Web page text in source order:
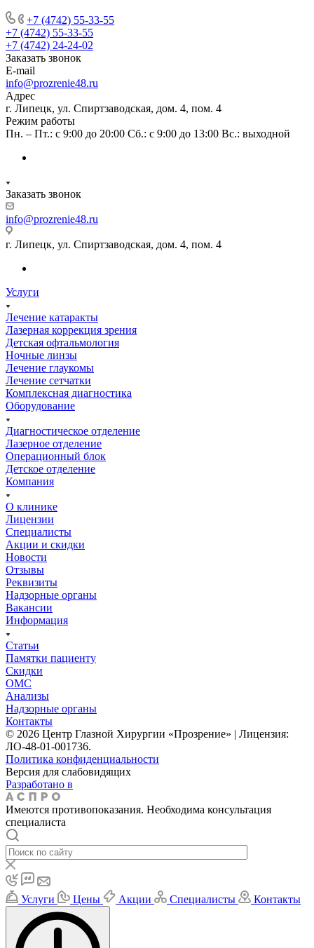
+7 (4742) 55-33-55
+7 (4742) 55-33-55
+7 (4742) 24-24-02
Заказать звонок
E-mail
info@prozrenie48.ru
Адрес
г. Липецк, ул. Спиртзаводская, дом. 4, пом. 4
Режим работы
Пн. – Пт.: с 9:00 до 20:00 Сб.: с 9:00 до 13:00 Вс.: выходной
Заказать звонок
info@prozrenie48.ru
г. Липецк, ул. Спиртзаводская, дом. 4, пом. 4
Услуги
Лечение катаракты
Лазерная коррекция зрения
Детская офтальмология
Ночные линзы
Лечение глаукомы
Лечение сетчатки
Комплексная диагностика
Оборудование
Диагностическое отделение
Лазерное отделение
Операционный блок
Детское отделение
Компания
О клинике
Лицензии
Специалисты
Акции и скидки
Новости
Отзывы
Реквизиты
Надзорные органы
Вакансии
Информация
Статьи
Памятки пациенту
Скидки
ОМС
Анализы
Надзорные органы
Контакты
© 2026 Центр Глазной Хирургии «Прозрение» | Лицензия:
ЛО-48-01-001736.
Политика конфиденциальности
Версия для слабовидящих
Разработано в
Имеются противопоказания. Необходима консультация
специалиста
Услуги Цены Акции Специалисты Контакты